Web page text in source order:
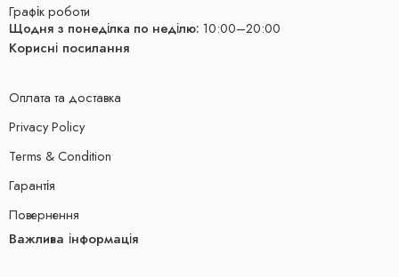
Графік роботи
Щодня з понеділка по неділю: 10:00–20:00
Корисні посилання
Оплата та доставка
Privacy Policy
Terms & Condition
Гарантія
Повернення
Важлива інформація